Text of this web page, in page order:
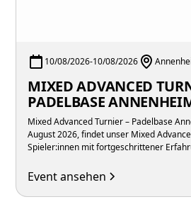
10/08/2026-10/08/2026
MIXED ADVANCED
PADELBASE
Mixed Advanced Turnier – Padelbase
August 2026, findet unser Mixed
Spieler:innen mit fortgeschrittener
Event ansehen